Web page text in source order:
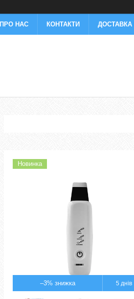
ПРО НАС КОНТАКТИ ДОСТАВКА
–3% 5 днів
Новинка